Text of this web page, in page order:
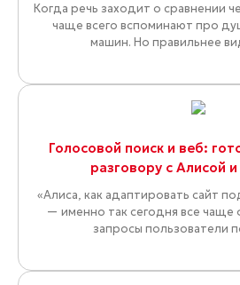
Когда речь заходит о сравнении
чаще всего вспоминают про
машин. Но правильнее
Голосовой поиск и веб:
разговору с Алисой
«Алиса, как адаптировать сайт
— именно так сегодня все
запросы пользователи